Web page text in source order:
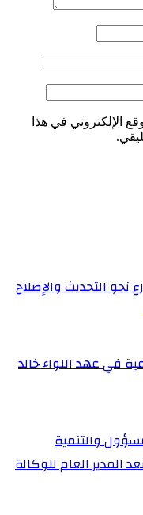
الإلكتروني في هذا
نحو التحديث والإصلاح
في عهد اللواء خالد
والتنمية
المدير العام للوكالة